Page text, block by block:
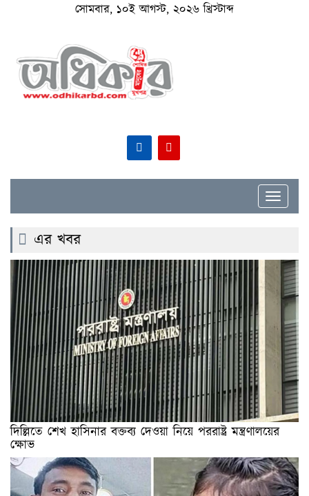
সোমবার, ১০ই আগস্ট, ২০২৬ খ্রিস্টাব্দ
Toggle
এর খবর
দিল্লিতে শেখ হাসিনার বক্তব্য দেওয়া নিয়ে পররাষ্ট্র মন্ত্রণালয়ের
ক্ষোভ